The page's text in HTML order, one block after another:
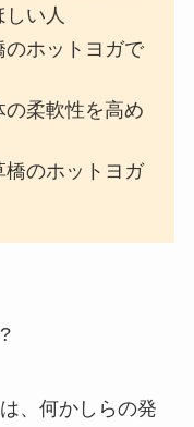
い人
のホットヨガで
柔軟性を高め
のホットヨガ
、何かしらの発